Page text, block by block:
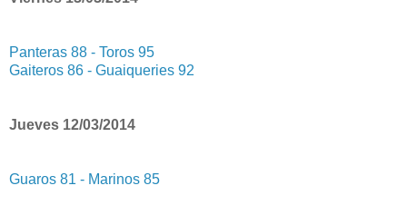
Panteras 88 - Toros 95
Gaiteros 86 - Guaiqueries 92
Jueves 12/03/2014
Guaros 81 - Marinos 85